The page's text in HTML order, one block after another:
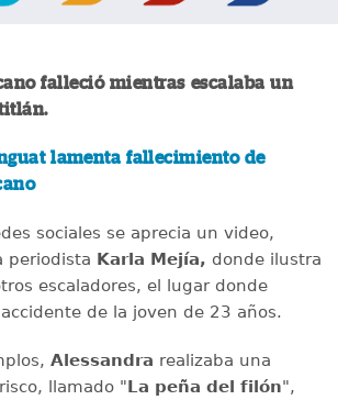
falleció mientras escalaba un
lamenta fallecimiento de
sociales se aprecia un video,
periodista Karla Mejía, donde ilustra
escaladores, el lugar donde
de la joven de 23 años.
Alessandra realizaba una
llamado "La peña del filón",